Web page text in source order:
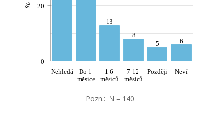
13
8
5
6
Nehledá
Do 1
měsíce
1-6
měsíců
7-12
měsíců
Později Neví
0
20
%
Pozn.: N = 140